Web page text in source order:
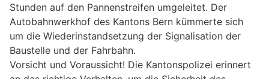
Stunden auf den Pannenstreifen umgeleitet. Der
Autobahnwerkhof des Kantons Bern kümmerte sich
um die Wiederinstandsetzung der Signalisation der
Baustelle und der Fahrbahn.
Vorsicht und Voraussicht! Die Kantonspolizei erinnert